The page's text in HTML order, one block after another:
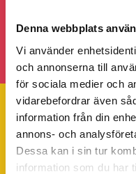
Denna webbplats
Vi använder
och annonserna till
för sociala medier och
vidarebefordrar även
information från din
annons- och
Dessa kan i sin tur
information som du har
Trustpilot
Om 55Plus AB